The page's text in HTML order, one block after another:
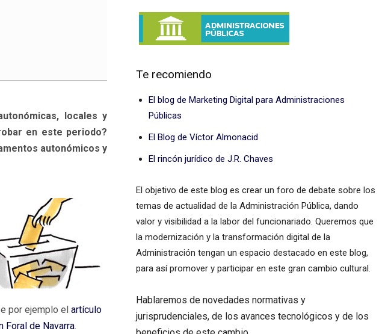
locales y
en este periodo?
autonómicos y
por ejemplo el artículo
Foral de Navarra.
Te recomiendo
El blog de Marketing Digital para Administraciones
Públicas
El Blog de Víctor Almonacid
El rincón jurídico de J.R. Chaves
El objetivo de este blog es crear un foro de debate sobre los
temas de actualidad de la Administración Pública, dando
valor y visibilidad a la labor del funcionariado. Queremos que
la modernización y la transformación digital de la
Administración tengan un espacio destacado en este blog,
para así promover y participar en este gran cambio cultural.
Hablaremos de novedades normativas y
jurisprudenciales, de los avances tecnológicos y de los